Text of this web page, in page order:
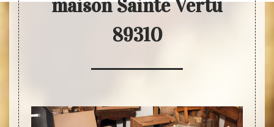
maison Sainte Vertu
89310